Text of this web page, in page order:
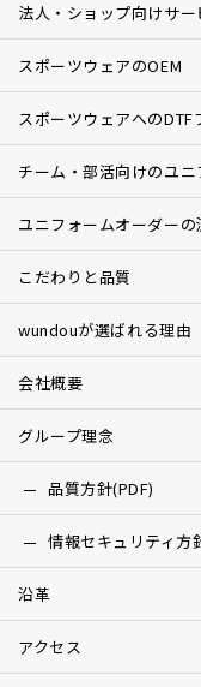
法人・ショップ向けサー
スポーツウェアのOEM
スポーツウェアへのDTF
チーム・部活向けのユ
ユニフォームオーダーの
こだわりと品質
wundouが選ばれる理由
会社概要
グループ理念
品質方針(PDF)
情報セキュリティ方
沿革
アクセス